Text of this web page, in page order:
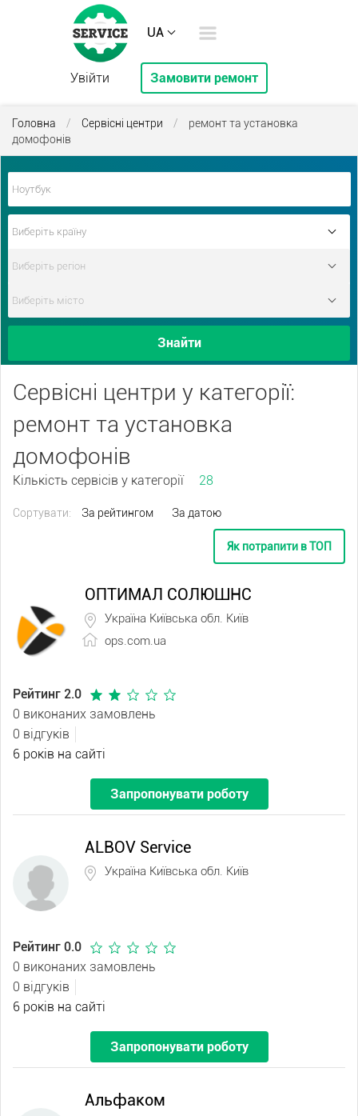
UA
Увійти Замовити ремонт
Головна / Сервісні центри /
ремонт та установка
домофонів
Знайти
Сервісні центри у категорії:
ремонт та установка
домофонів
Кількість сервісів у категорії 28
Сортувати: За рейтингом За датою
Як потрапити в ТОП
ОПТИМАЛ СОЛЮШНС
Україна Київська обл. Київ
ops.com.ua
Рейтинг 2.0
0 виконаних замовлень
0 відгуків
6 років на сайті
Запропонувати роботу
ALBOV Service
Україна Київська обл. Київ
Рейтинг 0.0
0 виконаних замовлень
0 відгуків
6 років на сайті
Запропонувати роботу
Альфаком